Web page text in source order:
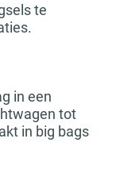
te
in een
tot
in big bags